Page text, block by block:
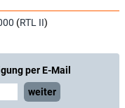
(RTL II)
per E-Mail
weiter